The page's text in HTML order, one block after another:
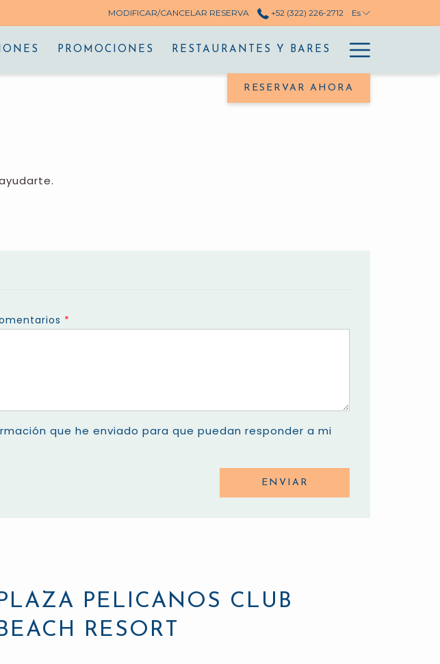
MODIFICAR/CANCELAR RESERVA +52 (322) 226-2712 Es
PROMOCIONES RESTAURANTES Y BARES
Menu
RESERVAR AHORA
*
que he enviado para que puedan responder a mi
ENVIAR
PELICANOS CLUB
RESORT